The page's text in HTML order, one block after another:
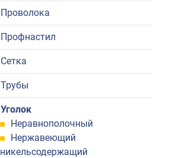
Проволока
Профнастил
Сетка
Трубы
Уголок
Неравнополочный
Нержавеющий
никельсодержащий